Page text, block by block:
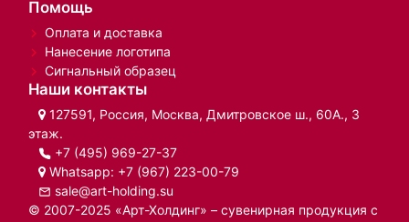
Помощь
Оплата и доставка
Нанесение логотипа
Сигнальный образец
Наши контакты
127591, Россия, Москва, Дмитровское ш., 60А., 3
этаж.
+7 (495) 969-27-37
Whatsapp: +7 (967) 223-00-79
sale@art-holding.su
© 2007-2025 «Арт-Холдинг» – сувенирная продукция с